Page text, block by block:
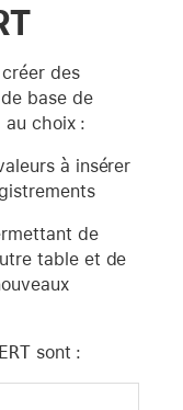
des
base de
au choix :
à insérer
de
table et de
sont :